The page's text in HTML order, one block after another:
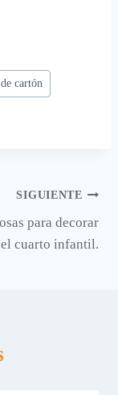
cartón
SIGUIENTE
para decorar
el cuarto infantil.